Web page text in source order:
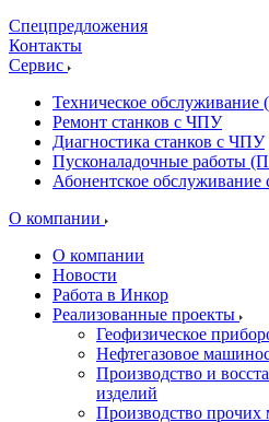
Спецпредложения
Контакты
Сервис
Техническое
Ремонт станков с ЧПУ
Диагностика станков с ЧПУ
Пусконаладочные работы
Абонентское
О компании
О компании
Новости
Работа в Инкор
Реализованные проекты
Геофизическое
Нефтегазовое
Производство и
изделий
Производство